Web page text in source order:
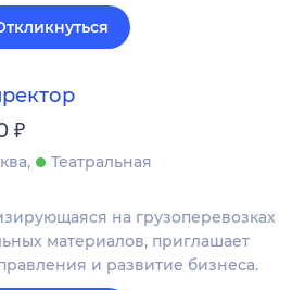
₽
Театральная
на грузоперевозках
материалов, приглашает
и развитие бизнеса.